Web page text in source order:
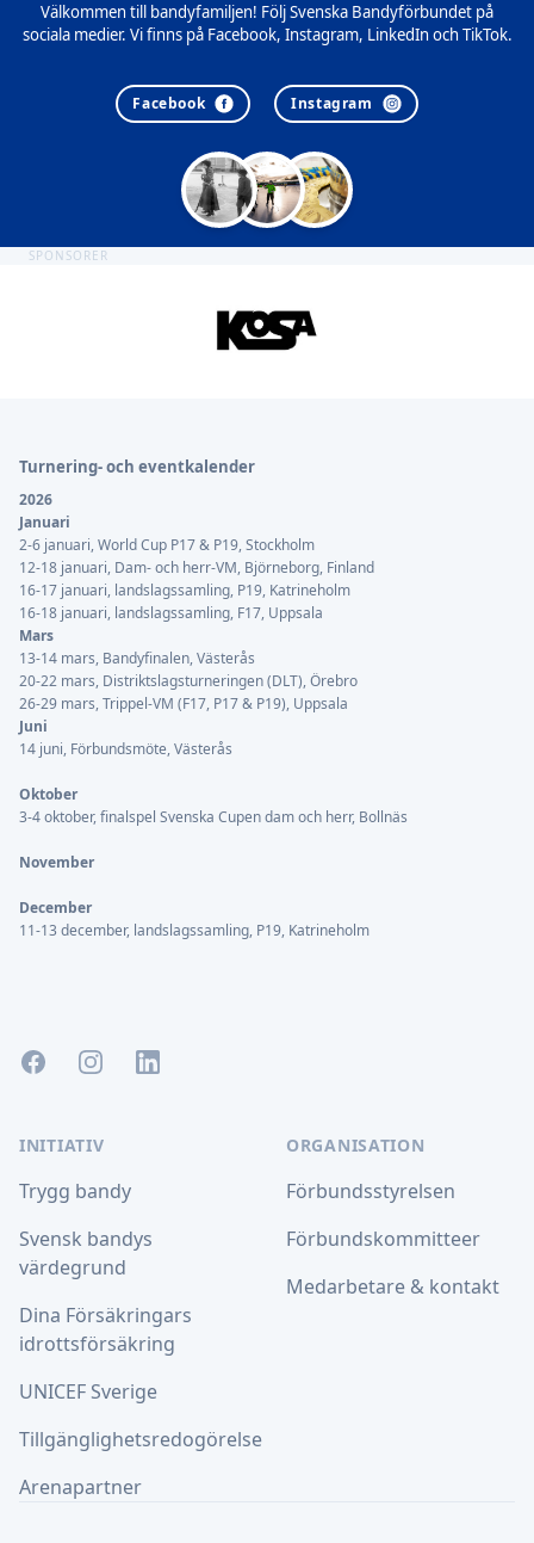
Välkommen till bandyfamiljen! Följ Svenska Bandyförbundet på
sociala medier. Vi finns på Facebook, Instagram, LinkedIn och TikTok.
Facebook Instagram
SPONSORER
Turnering- och eventkalender
2026
Januari
2-6 januari, World Cup P17 & P19, Stockholm
12-18 januari, Dam- och herr-VM, Björneborg, Finland
16-17 januari, landslagssamling, P19, Katrineholm
16-18 januari, landslagssamling, F17, Uppsala
Mars
13-14 mars, Bandyfinalen, Västerås
20-22 mars, Distriktslagsturneringen (DLT), Örebro
26-29 mars, Trippel-VM (F17, P17 & P19), Uppsala
Juni
14 juni, Förbundsmöte, Västerås
Oktober
3-4 oktober, finalspel Svenska Cupen dam och herr, Bollnäs
November
December
11-13 december, landslagssamling, P19, Katrineholm
FacebookInstagramLinkedIn
INITIATIV
Trygg bandy
Svensk bandys
värdegrund
Dina Försäkringars
idrottsförsäkring
UNICEF Sverige
Tillgänglighetsredogörelse
Arenapartner
ORGANISATION
Förbundsstyrelsen
Förbundskommitteer
Medarbetare & kontakt